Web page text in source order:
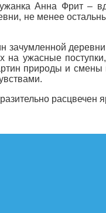
Анна Фрит –
не менее
зачумленной
ужасные
природы и
расцвечен